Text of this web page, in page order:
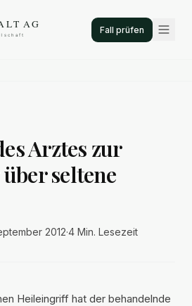
Fall prüfen
Arztes zur
seltene
2012·4 Min. Lesezeit
Heileingriff hat der behandelnde